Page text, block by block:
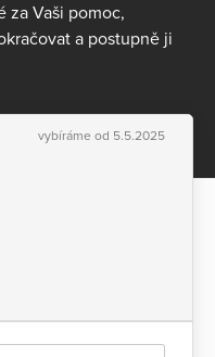
za Vaši pomoc,
a postupně ji
vybíráme od 5.5.2025